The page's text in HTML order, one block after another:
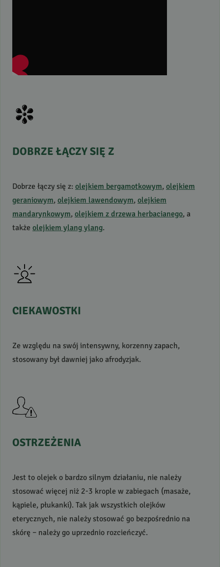
DOBRZE ŁĄCZYSIĘ Z
Dobrze łączy się z: olejkiem bergamotkowym, olejkiem
geraniowym, olejkiem lawendowym, olejkiem
mandarynkowym, olejkiem z drzewa herbacianego, a
także olejkiem ylang ylang.
CIEKAWOSTKI
Ze względu na swój intensywny, korzenny zapach,
stosowany był dawniej jako afrodyzjak.
OSTRZEŻENIA
Jest to olejek o bardzo silnym działaniu, nie należy
stosować więcej niż 2-3 krople w zabiegach (masaże,
kąpiele, płukanki). Tak jak wszystkich olejków
eterycznych, nie należy stosować go bezpośrednio na
skórę – należy go uprzednio rozcieńczyć.